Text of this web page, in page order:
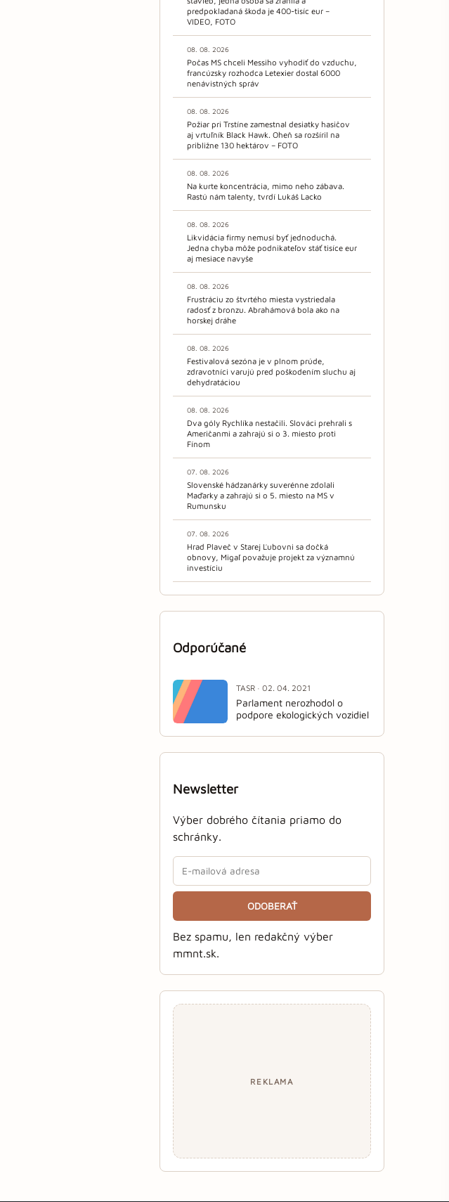
predpokladaná škoda je 400-tisíc eur –
VIDEO, FOTO
08. 08. 2026
Počas MS chceli Messiho vyhodiť do vzduchu,
francúzsky rozhodca Letexier dostal 6000
nenávistných správ
08. 08. 2026
Požiar pri Trstíne zamestnal desiatky hasičov
aj vrtuľník Black Hawk. Oheň sa rozšíril na
približne 130 hektárov – FOTO
08. 08. 2026
Na kurte koncentrácia, mimo neho zábava.
Rastú nám talenty, tvrdí Lukáš Lacko
08. 08. 2026
Likvidácia firmy nemusí byť jednoduchá.
Jedna chyba môže podnikateľov stáť tisíce eur
aj mesiace navyše
08. 08. 2026
Frustráciu zo štvrtého miesta vystriedala
radosť z bronzu. Abrahámová bola ako na
horskej dráhe
08. 08. 2026
Festivalová sezóna je v plnom prúde,
zdravotníci varujú pred poškodením sluchu aj
dehydratáciou
08. 08. 2026
Dva góly Rychlíka nestačili. Slováci prehrali s
Američanmi a zahrajú si o 3. miesto proti
Fínom
07. 08. 2026
Slovenské hádzanárky suverénne zdolali
Maďarky a zahrajú si o 5. miesto na MS v
Rumunsku
07. 08. 2026
Hrad Plaveč v Starej Ľubovni sa dočká
obnovy, Migaľ považuje projekt za významnú
investíciu
Odporúčané
TASR · 02. 04. 2021
Parlament nerozhodol o
podpore ekologických vozidiel
Newsletter
Výber dobrého čítania priamo do
schránky.
ODOBERAŤ
Bez spamu, len redakčný výber
mmnt.sk.
REKLAMA